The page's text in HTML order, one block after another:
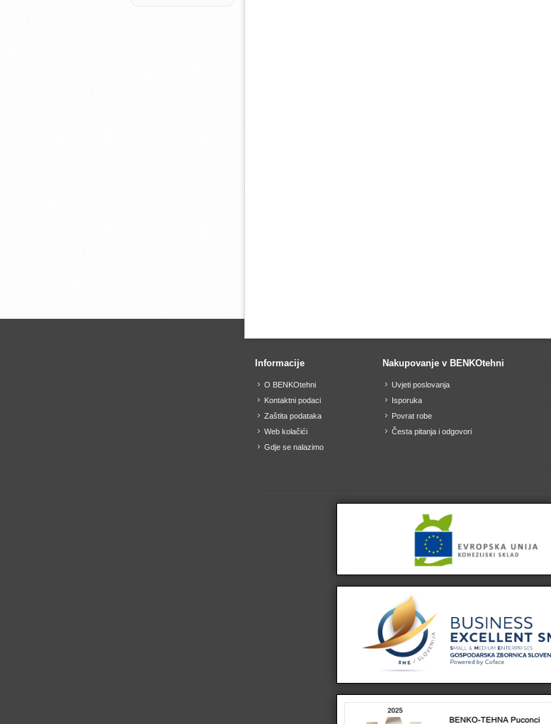
Informacije
O BENKOtehni
Kontaktni podaci
Zaštita podataka
Web kolačići
Gdje se nalazimo
Nakupovanje v BENKOtehni
Uvjeti poslovanja
Isporuka
Povrat robe
Česta pitanja i odgovori